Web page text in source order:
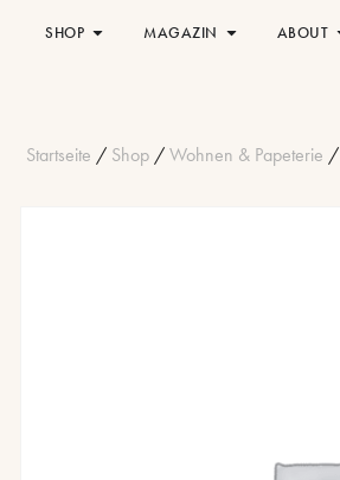
SHOP MAGAZIN ABOUT
Startseite / Shop /Wohnen & Papeterie /